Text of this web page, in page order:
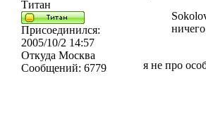
Титан
Присоединился:
2005/10/2 14:57
Откуда Москва
Сообщений: 6779 я не про